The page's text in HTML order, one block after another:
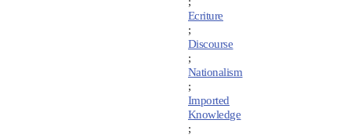
Ecriture
;
Discourse
;
Nationalism
;
Imported
Knowledge
;